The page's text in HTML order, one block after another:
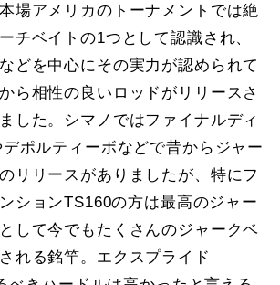
場アメリカのトーナメントでは絶
チベイトの1つとして認識され、
どを中心にその実力が認められて
ら相性の良いロッドがリリースさ
した。シマノではファイナルディ
ポルティーボなどで昔からジャー
リリースがありましたが、特にフ
ションTS160の方は最高のジャー
して今でもたくさんのジャークベ
れる銘竿。エクスプライド